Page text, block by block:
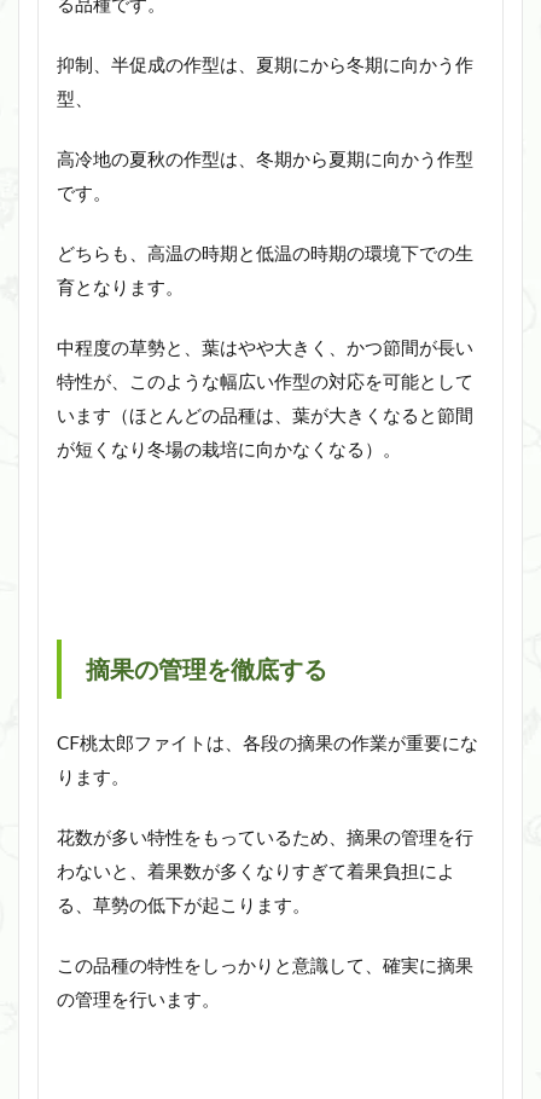
抑制、半促成の作型は、夏期にから冬期に向かう作
型、
高冷地の夏秋の作型は、冬期から夏期に向かう作型
です。
どちらも、高温の時期と低温の時期の環境下での生
育となります。
中程度の草勢と、葉はやや大きく、かつ節間が長い
特性が、このような幅広い作型の対応を可能として
います（ほとんどの品種は、葉が大きくなると節間
が短くなり冬場の栽培に向かなくなる）。
摘果の管理を徹底する
CF桃太郎ファイトは、各段の摘果の作業が重要にな
ります。
花数が多い特性をもっているため、摘果の管理を行
わないと、着果数が多くなりすぎて着果負担によ
る、草勢の低下が起こります。
この品種の特性をしっかりと意識して、確実に摘果
の管理を行います。